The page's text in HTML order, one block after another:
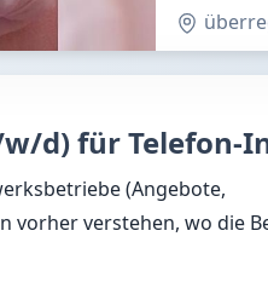
d) für
(Angebote,
vorher verstehen, wo die